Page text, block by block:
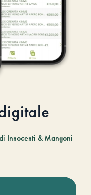
Innocenti & Mangoni